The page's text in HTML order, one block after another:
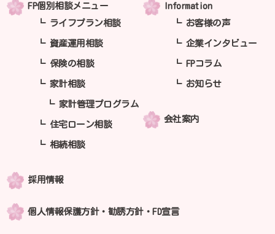
FP個別相談メニュー
ライフプラン相談
資産運用相談
保険の相談
家計相談
家計管理プログラム
住宅ローン相談
相続相談
Information
お客様の声
企業インタビュー
FPコラム
お知らせ
会社案内
採用情報
個人情報保護方針・勧誘方針・FD宣言